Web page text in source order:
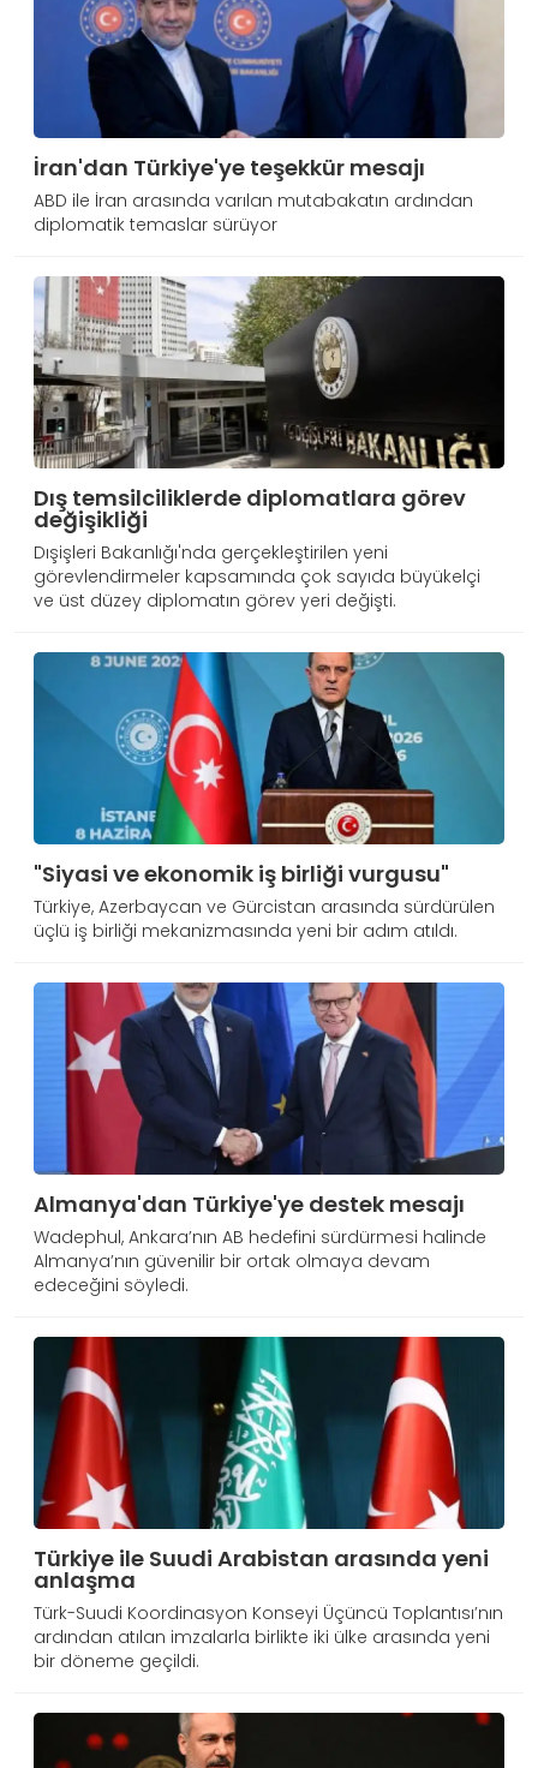
İran'dan Türkiye'ye teşekkür mesajı
ABD ile İran arasında varılan mutabakatın ardından
diplomatik temaslar sürüyor
Dış temsilciliklerde diplomatlara görev
değişikliği
Dışişleri Bakanlığı'nda gerçekleştirilen yeni
görevlendirmeler kapsamında çok sayıda büyükelçi
ve üst düzey diplomatın görev yeri değişti.
"Siyasi ve ekonomik iş birliği vurgusu"
Türkiye, Azerbaycan ve Gürcistan arasında sürdürülen
üçlü iş birliği mekanizmasında yeni bir adım atıldı.
Almanya'dan Türkiye'ye destek mesajı
Wadephul, Ankara’nın AB hedefini sürdürmesi halinde
Almanya’nın güvenilir bir ortak olmaya devam
edeceğini söyledi.
Türkiye ile Suudi Arabistan arasında yeni
anlaşma
Türk-Suudi Koordinasyon Konseyi Üçüncü Toplantısı’nın
ardından atılan imzalarla birlikte iki ülke arasında yeni
bir döneme geçildi.